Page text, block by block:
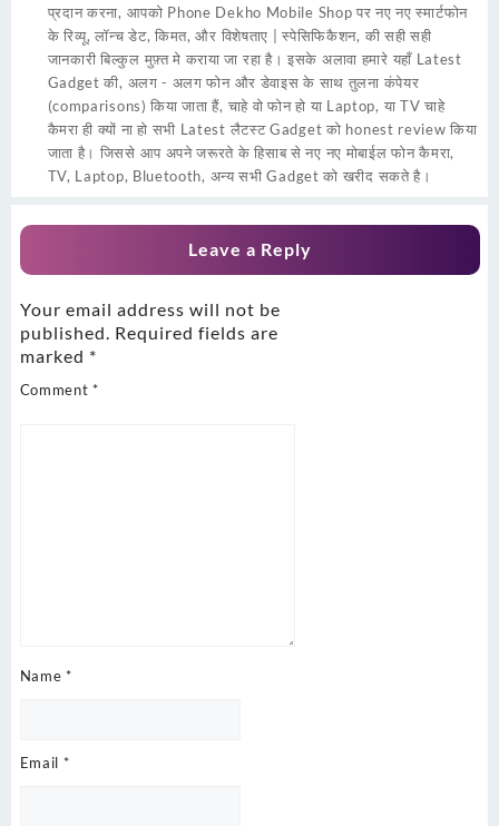
प्रदान करना, आपको Phone Dekho Mobile Shop पर नए नए स्मार्टफोन
के रिव्यू, लॉन्च डेट, किमत, और विशेषताए | स्पेसिफिकैशन, की सही सही
जानकारी बिल्कुल मुफ़्त मे कराया जा रहा है। इसके अलावा हमारे यहाँ Latest
Gadget की, अलग - अलग फोन और डेवाइस के साथ तुलना कंपेयर
(comparisons) किया जाता हैं, चाहे वो फोन हो या Laptop, या TV चाहे
कैमरा ही क्यों ना हो सभी Latest लैटस्ट Gadget को honest review किया
जाता है। जिससे आप अपने जरूरते के हिसाब से नए नए मोबाईल फोन कैमरा,
TV, Laptop, Bluetooth, अन्य सभी Gadget को खरीद सकते है।
Leave a Reply
Your email address will not be
published. Required fields are
marked *
Comment*
Name *
Email *